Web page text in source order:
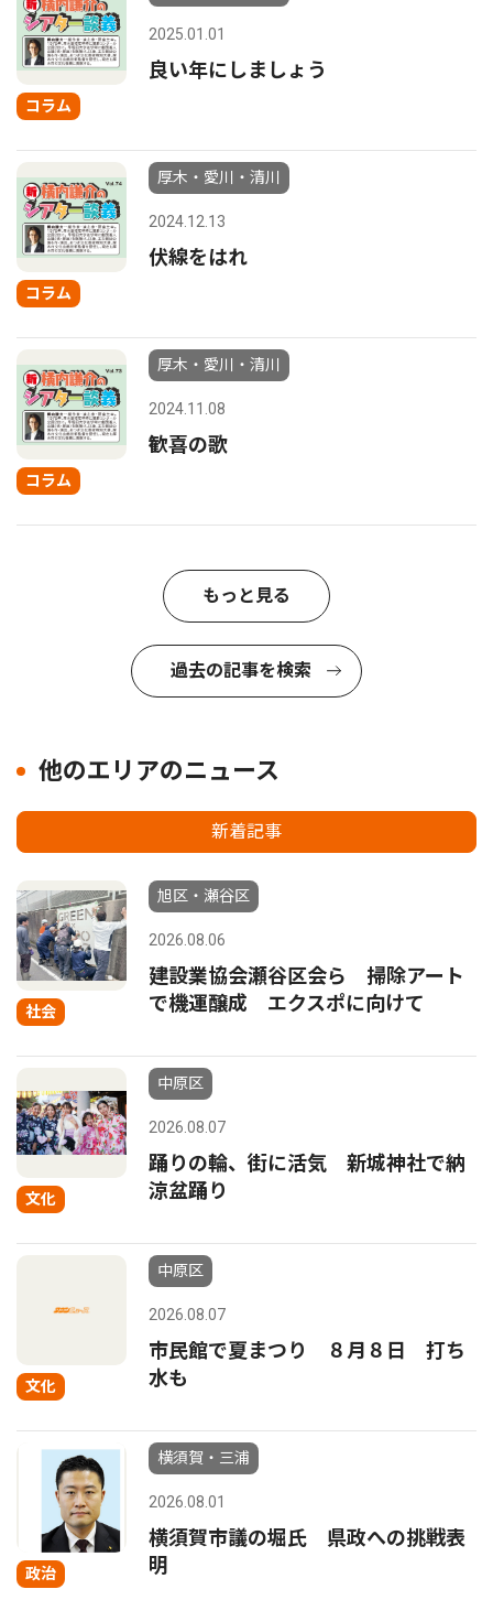
コラム
2025.01.01
良い年にしましょう
コラム
厚木・愛川・清川
2024.12.13
伏線をはれ
コラム
厚木・愛川・清川
2024.11.08
歓喜の歌
もっと見る
過去の記事を検索
他のエリアのニュース
新着記事
社会
旭区・瀬谷区
2026.08.06
建設業協会瀬谷区会ら 掃除アート
で機運醸成 エクスポに向けて
文化
中原区
2026.08.07
踊りの輪、街に活気 新城神社で納
涼盆踊り
文化
中原区
2026.08.07
市民館で夏まつり ８月８日 打ち
水も
政治
横須賀・三浦
2026.08.01
横須賀市議の堀氏 県政への挑戦表
明